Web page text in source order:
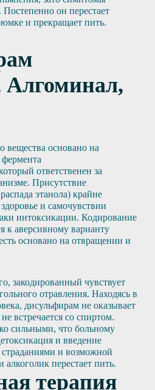
он перестает
и прекращает пить.
Алгоминал,
вещества основано на
ответственен за
Присутствие
этанола) крайне
и самочувствии
интоксикации. Кодирование
к аверсивному варианту
основано на отвращении и
закодированный чувствует
отравления. Находясь в
дисульфирам не оказывает
встречается со спиртом.
сильными, что больному
и введение
страданиями и возможной
перестает пить.
терапия